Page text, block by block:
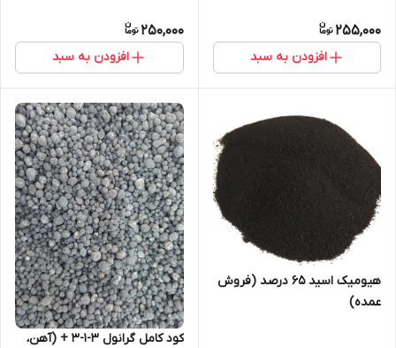
255,000
افزودن به سبد
250,000
افزودن به سبد
هیومیک اسید 65 درصد (فروش
عمده)
کود کامل گرانول 3-1-3 + (آهن،